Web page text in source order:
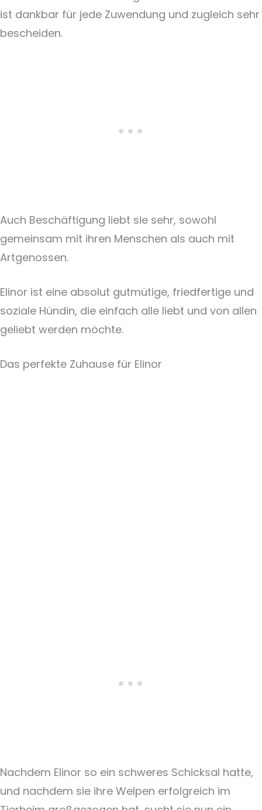
ist dankbar für jede Zuwendung und zugleich sehr
bescheiden.
Auch Beschäftigung liebt sie sehr, sowohl
gemeinsam mit ihren Menschen als auch mit
Artgenossen.
Elinor ist eine absolut gutmütige, friedfertige und
soziale Hündin, die einfach alle liebt und von allen
geliebt werden möchte.
Das perfekte Zuhause für Elinor
Nachdem Elinor so ein schweres Schicksal hatte,
und nachdem sie ihre Welpen erfolgreich im